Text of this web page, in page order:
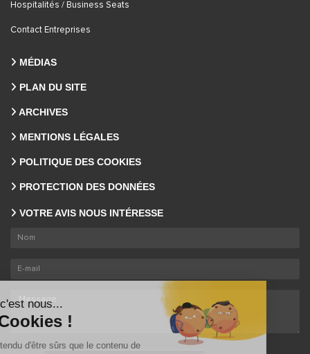
Hospitalités / Business Seats
Contact Entreprises
MÉDIAS
PLAN DU SITE
ARCHIVES
MENTIONS LÉGALES
POLITIQUE DES COOKIES
PROTECTION DES DONNÉES
VOTRE AVIS NOUS INTÉRESSE